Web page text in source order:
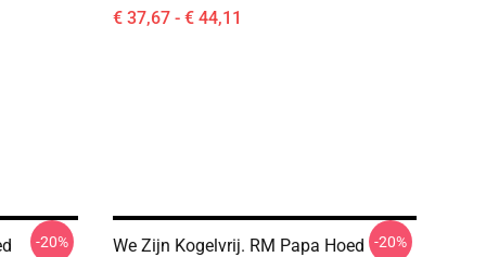
€ 37,67 - € 44,11
-20% We Zijn Kogelvrij. RM Papa Hoed -20%